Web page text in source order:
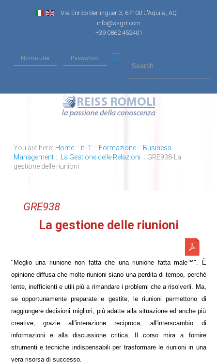
Via Enrico Berlinguer 3, 67100 L'Aquila, AQ
info@ssgrr.com
+39 0862 452401
You are here: Home :: it-IT :: Formazione :: Business
Management :: La Gestione delle Relazioni :: GRE938-La
gestione delle riunioni
GRE938
La gestione delle riunioni
"Meglio una riunione non fatta che una riunione fatta male™". È
opinione diffusa che molte riunioni siano una perdita di tempo, perché
lente, inefficienti e utili più a rimandare i problemi che a risolverli. Ma,
se opportunamente preparate e gestite, le riunioni permettono di
raggiungere decisioni migliori, più adatte alla situazione ed anche più
creative, grazie all'interazione reciproca, all'interscambio di
informazioni e alla discussione critica. Il corso mira a fornire
strumenti e tecniche indispensabili per trasformare le riunioni in una
vera risorsa di successo.